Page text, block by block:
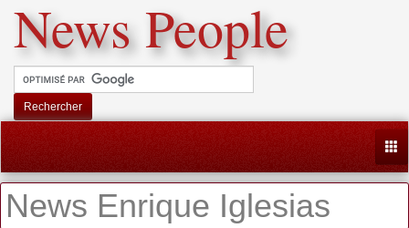
News People
Rechercher
News Enrique Iglesias